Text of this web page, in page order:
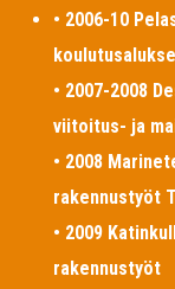
• 2006-10
• 2007-2008
viitoitus- ja
• 2008
rakennustyöt
• 2009
rakennustyöt